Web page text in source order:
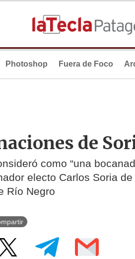
Photoshop Fuera de Foco
de
como “una
electo Carlos Soria
Río Negro